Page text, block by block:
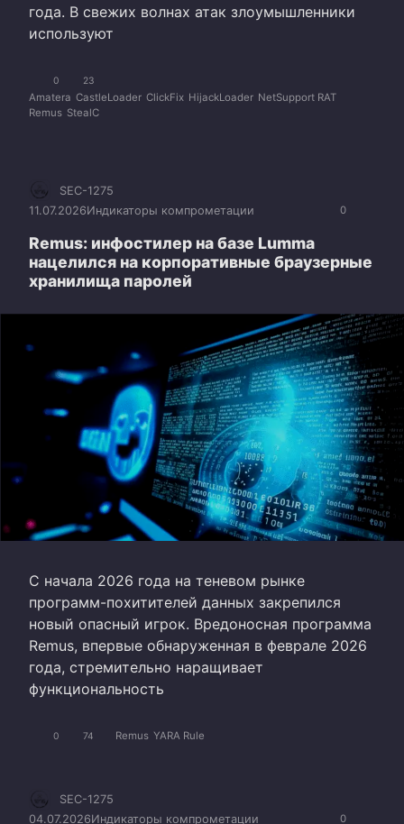
года. В свежих волнах атак злоумышленники
используют
0 23
Amatera CastleLoader ClickFix HijackLoader NetSupport RAT
Remus StealC
0
SEC-1275
11.07.2026Индикаторы компрометации
Remus: инфостилер на базе Lumma
нацелился на корпоративные браузерные
хранилища паролей
С начала 2026 года на теневом рынке
программ-похитителей данных закрепился
новый опасный игрок. Вредоносная программа
Remus, впервые обнаруженная в феврале 2026
года, стремительно наращивает
функциональность
0 74 Remus YARA Rule
0
SEC-1275
04.07.2026Индикаторы компрометации